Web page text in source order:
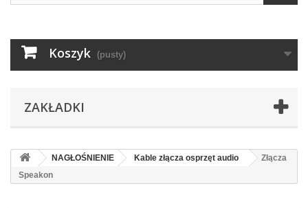
Koszyk (pusty)
ZAKŁADKI
NAGŁOŚNIENIE Kable złącza osprzęt audio
Złącza
Speakon